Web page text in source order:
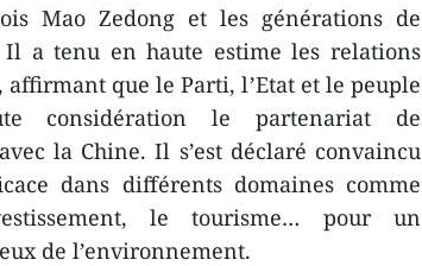
Mao Zedong et les générations de
a tenu en haute estime les relations
que le Parti, l’Etat et le peuple
considération le partenariat de
la Chine. Il s’est déclaré convaincu
dans différents domaines comme
le tourisme… pour un
de l’environnement.